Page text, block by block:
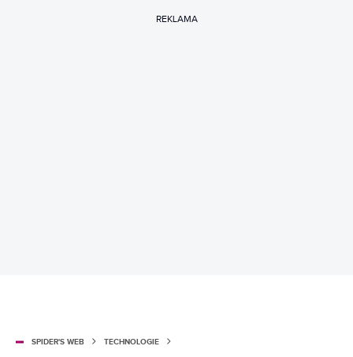
REKLAMA
SPIDER'S WEB TECHNOLOGIE